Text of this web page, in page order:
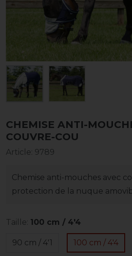
CHEMISE ANTI-
COUVRE-COU
Article: 9789
Chemise anti-mouches avec
protection de la nuque
Taille: 100 cm / 4'4
90 cm / 4'1 100 cm / 4'4